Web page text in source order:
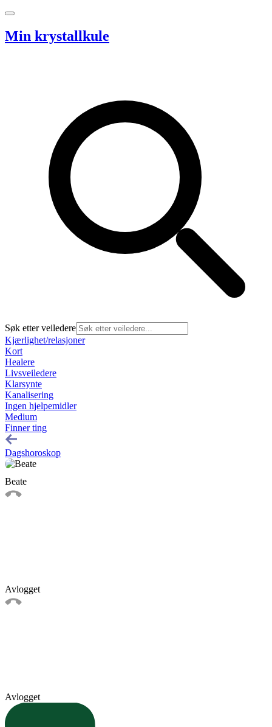
Hopp til innhold
Min krystallkule
Søk etter veiledere
Kjærlighet/relasjoner
Kort
Healere
Livsveiledere
Klarsynte
Kanalisering
Ingen hjelpemidler
Medium
Finner ting
Dagshoroskop
Beate
Avlogget
Avlogget